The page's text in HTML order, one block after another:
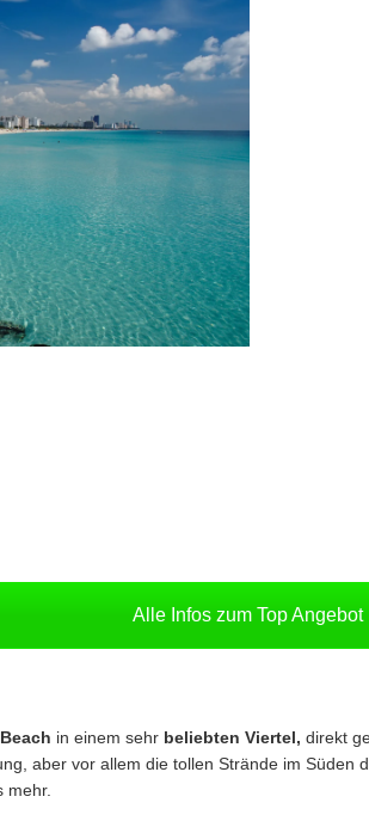
Alle Infos zum Top Angebot
in einem sehr beliebten Viertel, direkt
aber vor allem die tollen Strände im Süden
mehr.